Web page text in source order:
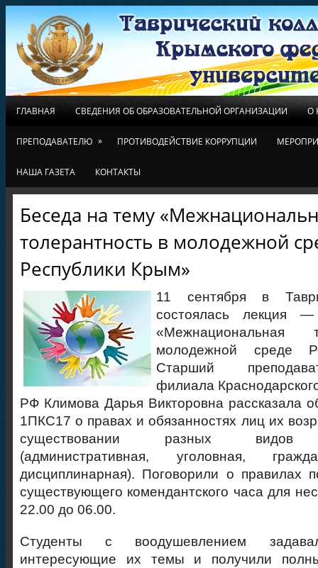
ГЛАВНАЯ СВЕДЕНИЯ ОБ ОБРАЗОВАТЕЛЬНОЙ ОРГАНИЗАЦИИ О
ПРЕПОДАВАТЕЛЮ » ПРОТИВОДЕЙСТВИЕ КОРРУПЦИИ
НАША ГАЗЕТА КОНТАКТЫ
Беседа на тему
толерантность в молодежной
Республики Крым»
11 сентября в
состоялась лекция
«Межнациональная
молодежной среде
Старший
филиала
РФ Климова Дарья Викторовна рассказала
1ПКС17 о правах и обязанностях лиц их
существовании разных видов
(административная, уголовная,
дисциплинарная). Поговорили о правилах
существующего комендантского часа для
22.00 до 06.00.
Студенты с воодушевлением
интересующие их темы и получили